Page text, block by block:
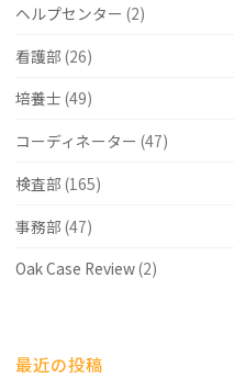
ヘルプセンター (2)
看護部 (26)
培養士 (49)
コーディネーター (47)
検査部 (165)
事務部 (47)
Oak Case Review(2)
最近の投稿